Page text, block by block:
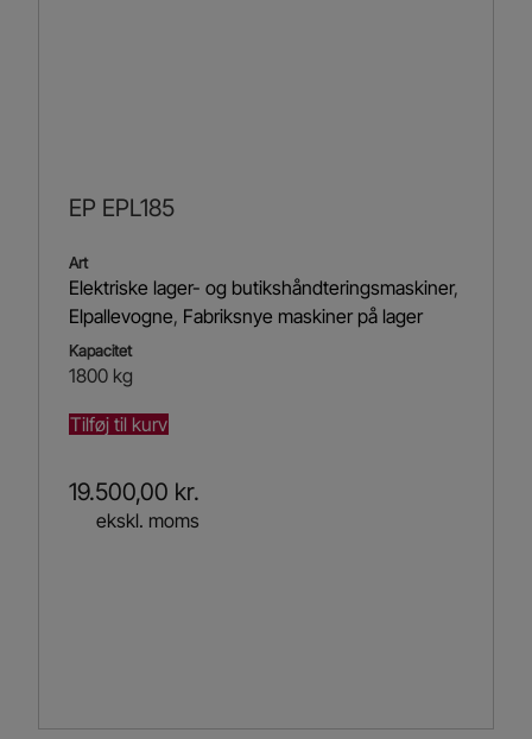
EP EPL185
Art
Elektriske lager- og butikshåndteringsmaskiner,
Elpallevogne, Fabriksnye maskiner på lager
Kapacitet
1800 kg
Tilføj til kurv
19.500,00 kr.
ekskl. moms